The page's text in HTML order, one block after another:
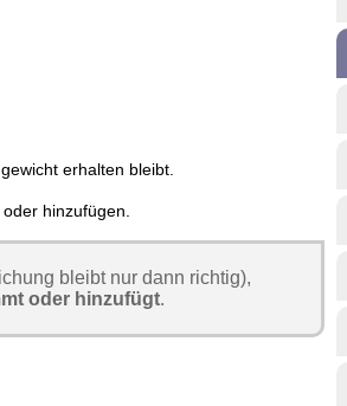
erhalten bleibt.
hinzufügen.
bleibt nur dann richtig),
oder hinzufügt.